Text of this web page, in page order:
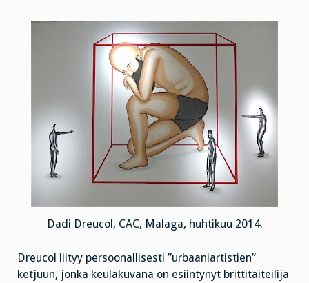
Dadi Dreucol, CAC, Malaga, huhtikuu 2014.
Dreucol liityy persoonallisesti ”urbaaniartistien”
ketjuun, jonka keulakuvana on esiintynyt brittitaiteilija